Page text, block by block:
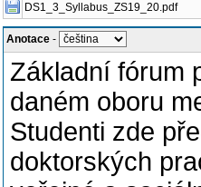
DS1_3_Syllabus_ZS19_20.pdf
Anotace -
Základní fórum
daném oboru
Studenti zde
doktorských